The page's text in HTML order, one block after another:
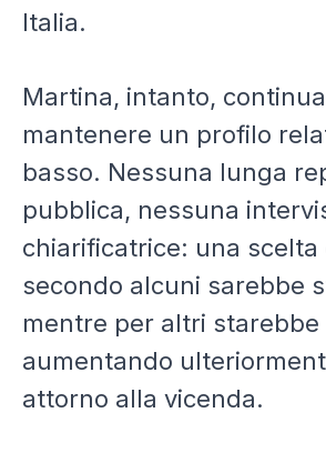
Italia.
Martina, intanto,
mantenere un profilo
basso. Nessuna lunga
pubblica, nessuna
chiarificatrice: una scelta
secondo alcuni sarebbe
mentre per altri starebbe
aumentando
attorno alla vicenda.